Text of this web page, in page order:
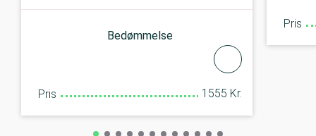
Bedømmelse
Pris 1555 Kr.
Pris